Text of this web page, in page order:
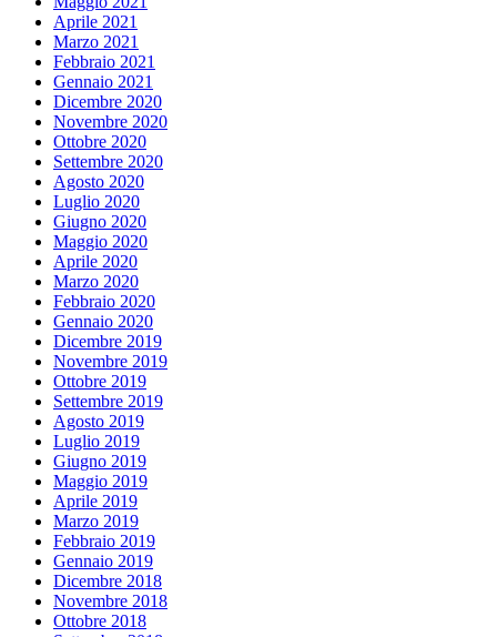
Aprile 2021
Marzo 2021
Febbraio 2021
Gennaio 2021
Dicembre 2020
Novembre 2020
Ottobre 2020
Settembre 2020
Agosto 2020
Luglio 2020
Giugno 2020
Maggio 2020
Aprile 2020
Marzo 2020
Febbraio 2020
Gennaio 2020
Dicembre 2019
Novembre 2019
Ottobre 2019
Settembre 2019
Agosto 2019
Luglio 2019
Giugno 2019
Maggio 2019
Aprile 2019
Marzo 2019
Febbraio 2019
Gennaio 2019
Dicembre 2018
Novembre 2018
Ottobre 2018